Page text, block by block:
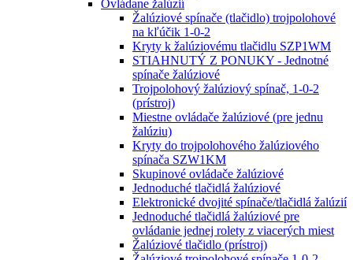
Ovládane žalúzií
Žalúziové spínače (tlačidlo) trojpolohové
na kľúčik 1-0-2
Kryty k žalúziovému tlačidlu SZP1WM
STIAHNUTÝ Z PONUKY - Jednotné
spínače žalúziové
Trojpolohový žalúziový spínač, 1-0-2
(prístroj)
Miestne ovládače žalúziové (pre jednu
žalúziu)
Kryty do trojpolohového žalúziového
spínača SZW1KM
Skupinové ovládače žalúziové
Jednoduché tlačidlá žalúziové
Elektronické dvojité spínače/tlačidlá žalúzií
Jednoduché tlačidlá žalúziové pre
ovládanie jednej rolety z viacerých miest
Žalúziové tlačidlo (prístroj)